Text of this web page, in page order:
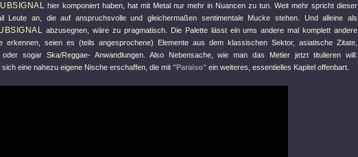
hier komponiert haben, hat mit Metal nur mehr in Nuancen zu tun. Weit mehr spricht dieser
Leute an, die auf anspruchsvolle und gleichermaßen sentimentale Mucke stehen. Und alleine als
abzusegnen, wäre zu pragmatisch. Die Palette lässt ein ums andere mal komplett andere
erkennen, seien es (teils angesprochene) Elemente aus dem klassischen Sektor, asiatische Zitate,
oder sogar Ska/Reggae- Anwandlungen. Also Nebensache, wie man das Metier jetzt titulieren will:
sich eine nahezu eigene Nische erschaffen, die mit "Paraiso"ein weiteres, essentielles Kapitel offenbart.